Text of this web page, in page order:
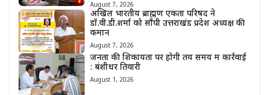
August 7, 2026
अखिल भारतीय ब्राह्मण एकता परिषद ने
डॉ.वी.डी.शर्मा को सौंपी उत्तराखंड प्रदेश अध्यक्ष की
कमान
August 7, 2026
जनता की शिकायतों पर होगी तय समय में कार्रवाई
: बंशीधर तिवारी
August 1, 2026